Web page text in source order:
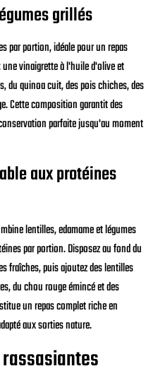
grillés
par portion, idéale pour un repas
vinaigrette à l'huile d'olive et
du quinoa cuit, des pois chiches, des
Cette composition garantit des
parfaite jusqu'au moment
aux protéines
lentilles, edamame et légumes
par portion. Disposez au fond du
fraîches, puis ajoutez des lentilles
du chou rouge émincé et des
un repas complet riche en
aux sorties nature.